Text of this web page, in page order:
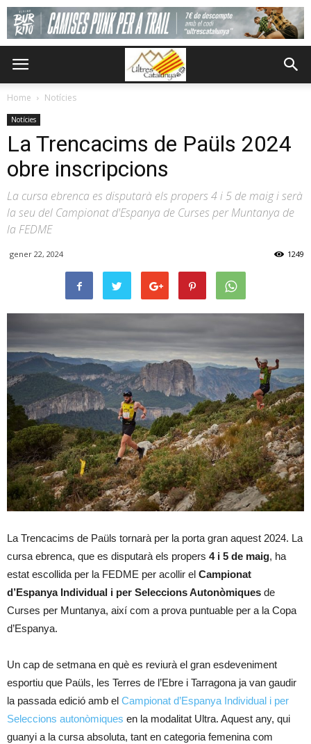
Home Notícies
Notícies
La Trencacims de Paüls 2024
obre inscripcions
La cursa ebrenca es disputarà els propers 4 i 5 de maig i serà
la seu del Campionat d'Espanya de Curses per Muntanya de
la FEDME
gener 22, 2024 1249
La Trencacims de Paüls tornarà per la porta gran aquest 2024. La
cursa ebrenca, que es disputarà els propers 4 i 5 de maig, ha
estat escollida per la FEDME per acollir el Campionat
d’Espanya Individual i per Seleccions Autonòmiques de
Curses per Muntanya, així com a prova puntuable per a la Copa
d’Espanya.
Un cap de setmana en què es reviurà el gran esdeveniment
esportiu que Paüls, les Terres de l’Ebre i Tarragona ja van gaudir
la passada edició amb el Campionat d’Espanya Individual i per
Seleccions autonòmiques en la modalitat Ultra. Aquest any, qui
guanyi a la cursa absoluta, tant en categoria femenina com